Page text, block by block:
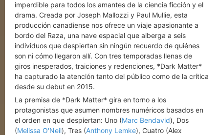
imperdible para todos los amantes de la ciencia ficción y el
drama. Creada por Joseph Mallozzi y Paul Mullie, esta
producción canadiense nos ofrece un viaje apasionante a
bordo del Raza, una nave espacial que alberga a seis
individuos que despiertan sin ningún recuerdo de quiénes
son ni cómo llegaron allí. Con tres temporadas llenas de
giros inesperados, traiciones y redenciones, *Dark Matter*
ha capturado la atención tanto del público como de la crítica
desde su debut en 2015.
La premisa de *Dark Matter* gira en torno a los
protagonistas que asumen nombres numéricos basados en
el orden en que despiertan: Uno (Marc Bendavid), Dos
(Melissa O'Neil), Tres (Anthony Lemke), Cuatro (Alex